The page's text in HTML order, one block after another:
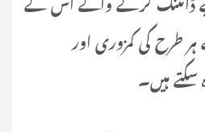
طرح کی کمزوری اور
ہیں۔